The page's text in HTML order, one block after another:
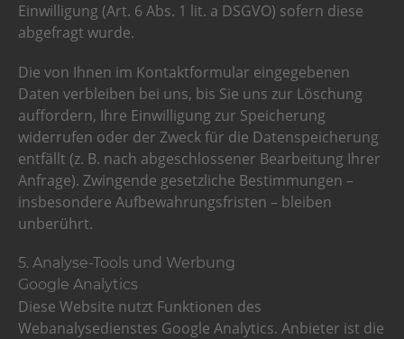
Einwilligung (Art. 6 Abs. 1 lit. a DSGVO) sofern diese
abgefragt wurde.
Die von Ihnen im Kontaktformular eingegebenen
Daten verbleiben bei uns, bis Sie uns zur Löschung
auffordern, Ihre Einwilligung zur Speicherung
widerrufen oder der Zweck für die Datenspeicherung
entfällt (z. B. nach abgeschlossener Bearbeitung Ihrer
Anfrage). Zwingende gesetzliche Bestimmungen –
insbesondere Aufbewahrungsfristen – bleiben
unberührt.
5. Analyse-Tools und Werbung
Google Analytics
Diese Website nutzt Funktionen des
Webanalysedienstes Google Analytics. Anbieter ist die